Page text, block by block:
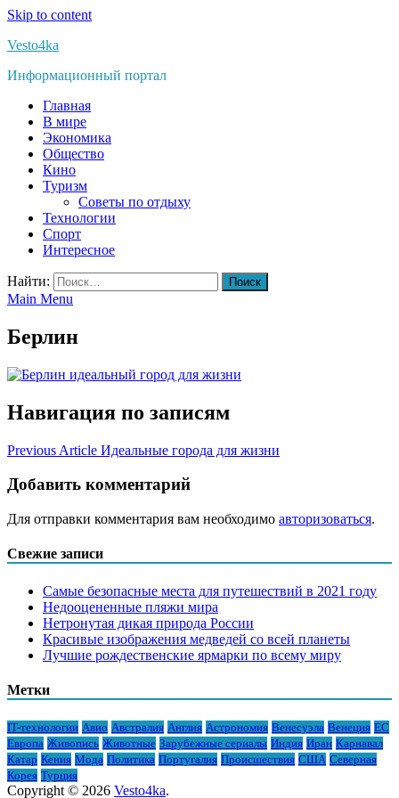
Skip to content
Vesto4ka
Информационный портал
Главная
В мире
Экономика
Общество
Кино
Туризм
Советы по отдыху
Технологии
Спорт
Интересное
Найти:
Main Menu
Берлин
Навигация по записям
Previous Article Идеальные города для жизни
Добавить комментарий
Для отправки комментария вам необходимо авторизоваться.
Свежие записи
Самые безопасные места для путешествий в 2021 году
Недооцененные пляжи мира
Нетронутая дикая природа России
Красивые изображения медведей со всей планеты
Лучшие рождественские ярмарки по всему миру
Метки
IT-технологии Авио Австралия Англия Астрономия Венесуэла Венеция ЕС
Европа Живопись Животные Зарубежные сериалы Индия Иран Карнавал
Катар Кения Мода Политика Португалия Происшествия США Северная
Корея Турция
Copyright © 2026 Vesto4ka.